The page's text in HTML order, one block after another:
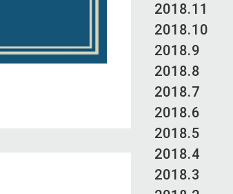
2018.11
2018.10
2018.9
2018.8
2018.7
2018.6
2018.5
2018.4
2018.3